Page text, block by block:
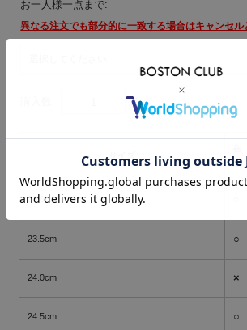
お一人様一点まで:
異なる注文でも部分的に一致する場合はキャンセル
点
庫
23.0cm
23.5cm ○
24.0cm ×
24.5cm ○